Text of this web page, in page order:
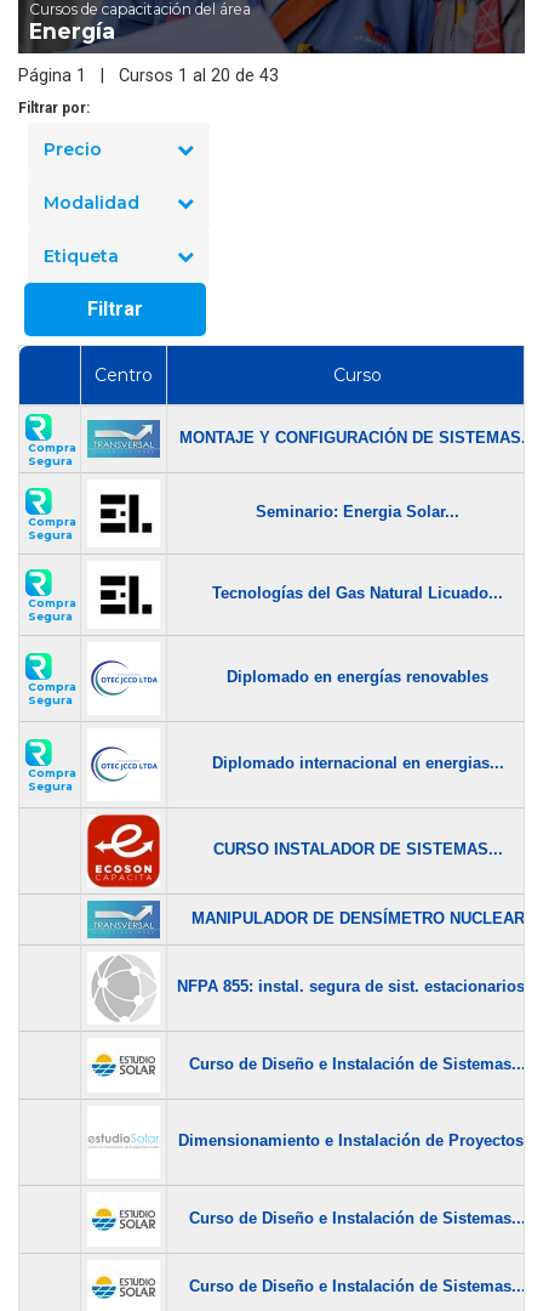
Cursos de capacitación del área
Energía
Página 1 | Cursos 1 al 20 de 43
Filtrar por:
Precio
Modalidad
Etiqueta
Filtrar
Centro Curso
Compra
Segura
MONTAJE Y CONFIGURACIÓN DE SISTEMAS...
Compra
Segura
Seminario: Energia Solar...
Compra
Segura
Tecnologías del Gas Natural Licuado...
Compra
Segura
Diplomado en energías renovables
Compra
Segura
Diplomado internacional en energias...
CURSO INSTALADOR DE SISTEMAS...
MANIPULADOR DE DENSÍMETRO NUCLEAR
NFPA 855: instal. segura de sist. estacionarios...
Curso de Diseño e Instalación de Sistemas...
Dimensionamiento e Instalación de Proyectos...
Curso de Diseño e Instalación de Sistemas...
Curso de Diseño e Instalación de Sistemas...